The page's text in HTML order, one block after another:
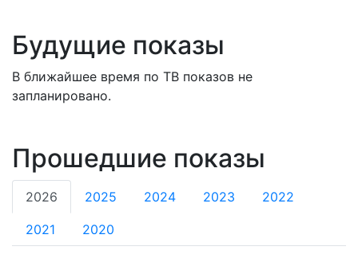
Будущие показы
В ближайшее время по ТВ показов не
запланировано.
Прошедшие показы
2026 2025 2024 2023 2022
2021 2020